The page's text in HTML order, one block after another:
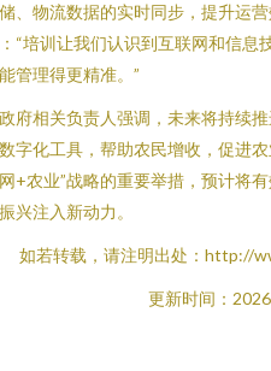
、物流数据的实时同步，提升运
“培训让我们认识到互联网和信息
管理得更精准。”
府相关负责人强调，未来将持续
字化工具，帮助农民增收，促进
+农业”战略的重要举措，预计将
兴注入新动力。
如若转载，请注明出处：http://
更新时间：